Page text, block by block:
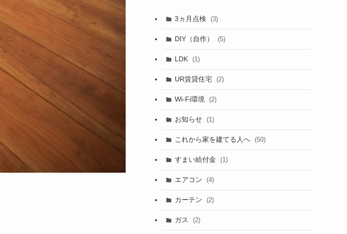
3ヵ月点検 (3)
DIY（自作） (5)
LDK (1)
UR賃貸住宅 (2)
Wi-Fi環境 (2)
お知らせ (1)
これから家を建てる人へ (50)
すまい給付金 (1)
エアコン (4)
カーテン (2)
ガス (2)